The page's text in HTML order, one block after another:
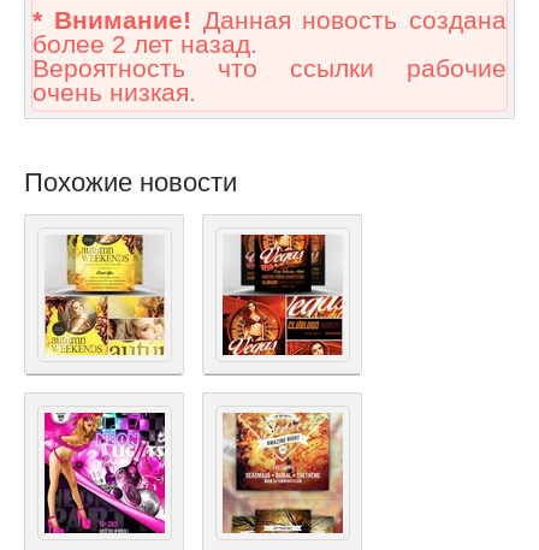
* Внимание! Данная новость создана
более 2 лет назад.
Вероятность что ссылки рабочие
очень низкая.
Похожие новости